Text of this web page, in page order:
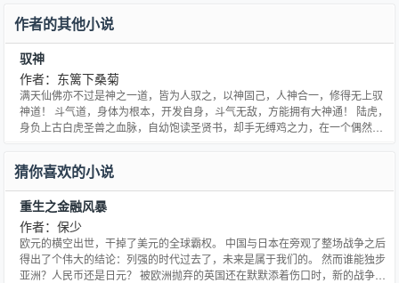
作者的其他小说
驭神
作者：东篱下桑菊
满天仙佛亦不过是神之一道，皆为人驭之，以神固己，人神合一，修得无上驭
神道！ 斗气道，身体为根本，开发自身，斗气无敌，方能拥有大神通！ 陆虎，
身负上古白虎圣兽之血脉，自幼饱读圣贤书，却手无缚鸡之力，在一个偶然的
一，出窍，化神，出战，合一，唤神，雷劫，降神 斗气道
猜你喜欢的小说
重生之金融风暴
作者：保少
欧元的横空出世，干掉了美元的全球霸权。 中国与日本在旁观了整场战争之后
得出了个伟大的结论：列强的时代过去了，未来是属于我们的。 然而谁能独步
亚洲？人民币还是日元？ 被欧洲抛弃的英国还在默默添着伤口时，新的战争已